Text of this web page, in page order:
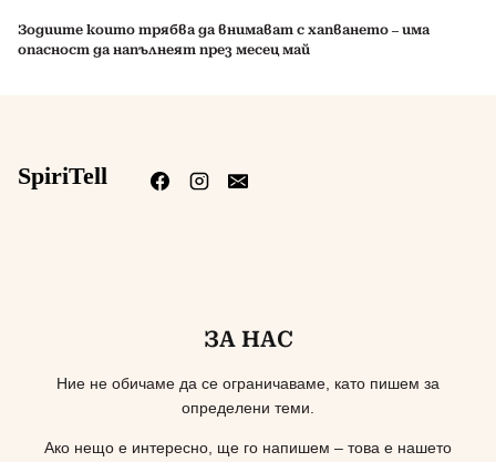
Зодиите които трябва да внимават с хапването – има
опасност да напълнеят през месец май
SpiriTell
ЗА НАС
Ние не обичаме да се ограничаваме, като пишем за
определени теми.
Ако нещо е интересно, ще го напишем – това е нашето